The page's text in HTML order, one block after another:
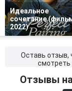
Идеальное
сочетание
2022)
Оставь отзыв,
смотреть
Отзывы